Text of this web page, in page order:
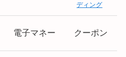
ディング
電子マネー クーポン